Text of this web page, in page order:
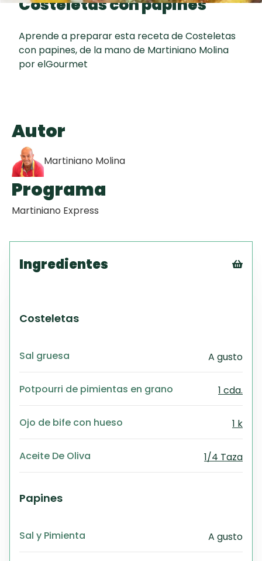
Galletas con
recetas
Costeletas con papines
Aprende a preparar esta receta de Costeletas
con papines, de la mano de Martiniano Molina
por elGourmet
Autor
Martiniano Molina
Programa
Martiniano Express
Ingredientes
Costeletas
Sal gruesa A gusto
Potpourri de pimientas en grano 1 cda.
Ojo de bife con hueso 1 k
Aceite De Oliva 1/4 Taza
Papines
Sal y Pimienta A gusto